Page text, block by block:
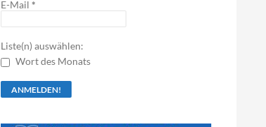
E-Mail *
Liste(n) auswählen:
Wort des Monats